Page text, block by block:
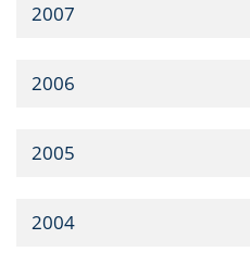
2007
2006
2005
2004